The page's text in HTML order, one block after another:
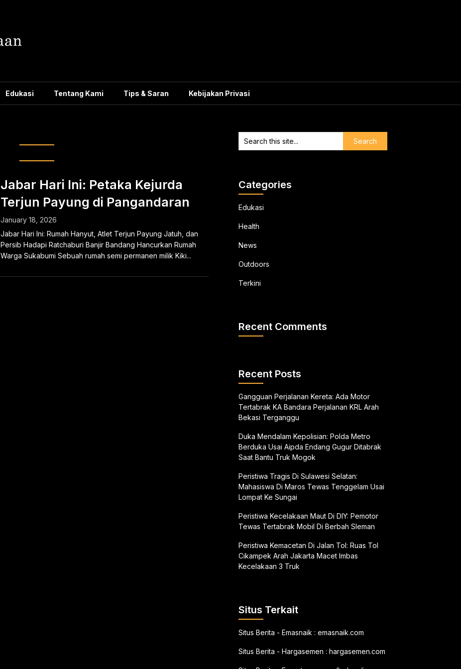
Edukasi Tentang Kami Tips & Saran Kebijakan Privasi
Jabar Hari Ini: Petaka Kejurda
Terjun Payung di Pangandaran
January 18, 2026
Jabar Hari Ini: Rumah Hanyut, Atlet Terjun Payung Jatuh, dan
Persib Hadapi Ratchaburi Banjir Bandang Hancurkan Rumah
Warga Sukabumi Sebuah rumah semi permanen milik Kiki...
Categories
Edukasi
Health
News
Outdoors
Terkini
Recent Comments
Recent Posts
Gangguan Perjalanan Kereta: Ada Motor
Tertabrak KA Bandara Perjalanan KRL Arah
Bekasi Terganggu
Duka Mendalam Kepolisian: Polda Metro
Berduka Usai Aipda Endang Gugur Ditabrak
Saat Bantu Truk Mogok
Peristiwa Tragis Di Sulawesi Selatan:
Mahasiswa Di Maros Tewas Tenggelam Usai
Lompat Ke Sungai
Peristiwa Kecelakaan Maut Di DIY: Pemotor
Tewas Tertabrak Mobil Di Berbah Sleman
Peristiwa Kemacetan Di Jalan Tol: Ruas Tol
Cikampek Arah Jakarta Macet Imbas
Kecelakaan 3 Truk
Situs Terkait
Situs Berita - Emasnaik : emasnaik.com
Situs Berita - Hargasemen : hargasemen.com